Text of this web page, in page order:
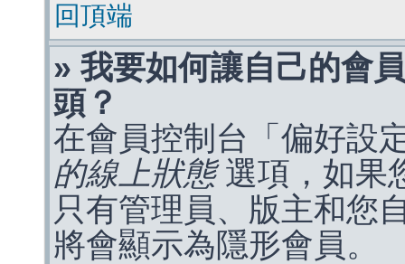
回頂端
» 我要如何讓自己的會
頭？
在會員控制台「偏好設
的線上狀態選項，如果
只有管理員、版主和您
將會顯示為隱形會員。